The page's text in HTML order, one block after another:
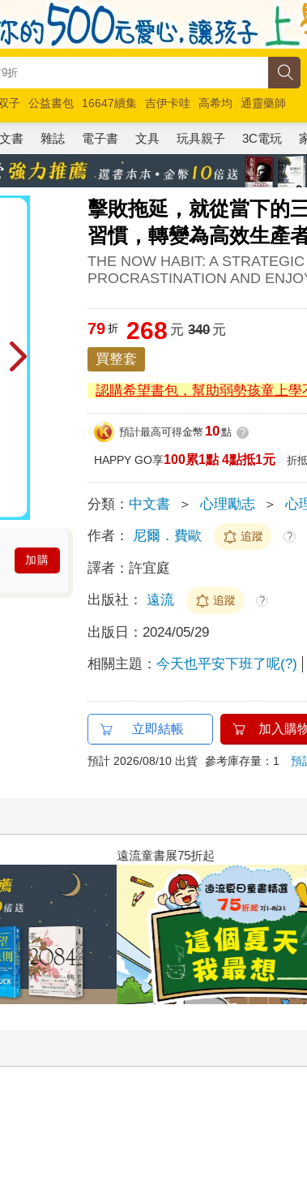
子 公益書包 16647續集 吉伊卡哇 高希均
通靈藥師
作 馬斯克 玩具總動員5 超慢跑
書 雜誌 電子書 文具 玩具親子 3C電玩
擊敗拖延，就從當下的
習慣，轉變為高效生產
THE NOW HABIT: A
PROCRASTINATION AND
加購
79 折 268 元 340元
買整套
認購希望書包，幫助弱勢孩童上學
預計最高可得金幣 10點 ?
HAPPY GO享100累1點 4點抵1元 折
分類： 中文書 ＞ 心理勵志 ＞ 心
作者： 尼爾．費歐 追蹤 ?
譯者：許宜庭
出版社： 遠流 追蹤 ?
出版日： 2024/05/29
相關主題：今天也平安下班了呢(?)
立即結帳 加入購
預計 2026/08/10 出貨 參考庫存量：1預
高功能倖存者：如果不「有用